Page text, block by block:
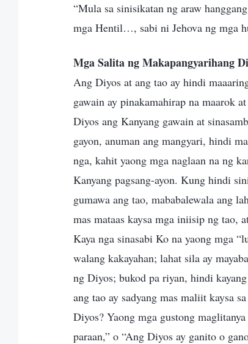
“Mula sa sinisikatan ng araw
mga Hentil…, sabi ni Jehova ng mga
Mga Salita ng Makapangyarihang
Ang Diyos at ang tao ay hindi
gawain ay pinakamahirap na maarok
Diyos ang Kanyang gawain at
gayon, anuman ang mangyari, hindi
nga, kahit yaong mga naglaan na ng
Kanyang pagsang-ayon. Kung hindi
gumawa ang tao, mababalewala ang
mas mataas kaysa mga iniisip ng tao,
Kaya nga sinasabi Ko na yaong mga
walang kakayahan; lahat sila ay
ng Diyos; bukod pa riyan, hindi
ang tao ay sadyang mas maliit kaysa
Diyos? Yaong mga gustong
paraan,” o “Ang Diyos ay ganito o